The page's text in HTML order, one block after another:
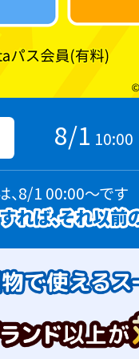
8/1 10:00
、8/1 00:00～です